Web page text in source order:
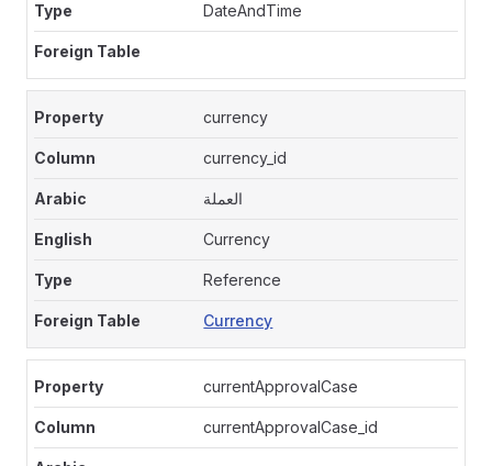
DateAndTime
currency
currency_id
العملة
Currency
Reference
Currency
currentApprovalCase
currentApprovalCase_id